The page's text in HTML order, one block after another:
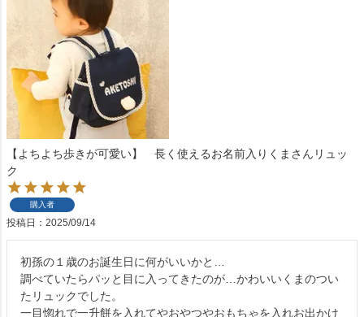
【よちよち歩きが可愛い】 長く使えるお名前入りくまさんリュッ
ク
購入者
投稿日 2025/09/14
初孫の１歳のお誕生日に何がいいかと…
調べていたらパッと目に入ってきたのが…かわいいくまのつい
たリュックでした。
一目惚れで一升餅を入れてやおやつやおもちゃを入れお出かけ